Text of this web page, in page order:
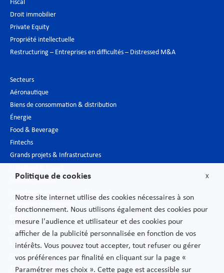
Fiscal
Droit immobilier
Private Equity
Propriété intellectuelle
Restructuring – Entreprises en difficultés – Distressed M&A
Secteurs
Aéronautique
Biens de consommation & distribution
Énergie
Food & Beverage
Fintechs
Grands projets & Infrastructures
Industrie du luxe
Industrie pharmaceutique & Biotech
Nouvelles technologies
Secteur bancaire
Secteur public
Services financiers
Télécommunications
X
Politique de cookies
Notre site internet utilise des cookies nécessaires à son
fonctionnement. Nous utilisons également des cookies pour
mesure l'audience et utilisateur et des cookies pour
afficher de la publicité personnalisée en fonction de vos
intérêts. Vous pouvez tout accepter, tout refuser ou gérer
vos préférences par finalité en cliquant sur la page «
Paramétrer mes choix ». Cette page est accessible sur